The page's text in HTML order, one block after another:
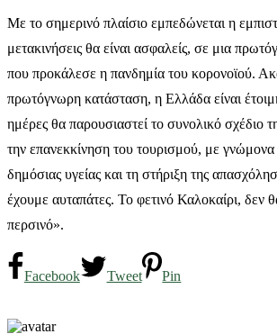
Με το σημερινό πλαίσιο εμπεδώνεται η
μετακινήσεις θα είναι ασφαλείς, σε μια
που προκάλεσε η πανδημία του κορονοϊού.
πρωτόγνωρη κατάσταση, η Ελλάδα είναι
ημέρες θα παρουσιαστεί το συνολικό σχέδιο
την επανεκκίνηση του τουρισμού, με γνώμονα
δημόσιας υγείας και τη στήριξη της
έχουμε αυταπάτες. Το φετινό Καλοκαίρι, δεν
περσινό».
Facebook Tweet Pin